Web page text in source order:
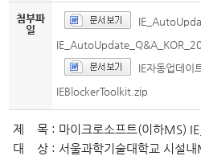
첨부파
일
IE자동업데
IEBlockerToolkit.zip
제 목 : 마이크로소프트(이하MS)
대 상 : 서울과학기술대학교 시설내